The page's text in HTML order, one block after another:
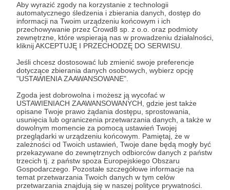
Aby wyrazić zgody na korzystanie z technologii
automatycznego śledzenia i zbierania danych, dostęp do
informacji na Twoim urządzeniu końcowym i ich
przechowywanie przez Crowd8 sp. z o.o. oraz podmioty
zewnętrzne, które wspierają nas w prowadzeniu działalności,
kliknij AKCEPTUJĘ I PRZECHODZĘ DO SERWISU.
Jeśli chcesz dostosować lub zmienić swoje preferencje
dotyczące zbierania danych osobowych, wybierz opcję
"USTAWIENIA ZAAWANSOWANE".
Zgoda jest dobrowolna i możesz ją wycofać w
USTAWIENIACH ZAAWANSOWANYCH, gdzie jest także
opisane Twoje prawo żądania dostępu, sprostowania,
usunięcia lub ograniczenia przetwarzania danych, a także w
dowolnym momencie za pomocą ustawień Twojej
przeglądarki w urządzeniu końcowym. Pamiętaj, że w
zależności od Twoich ustawień, Twoje dane będą mogły być
przekazywane do zewnętrznych odbiorców danych z państw
trzecich tj. z państw spoza Europejskiego Obszaru
Gospodarczego. Pozostałe szczegółowe informacje na
temat przetwarzania Twoich danych w tym celów
przetwarzania znajdują się w naszej polityce prywatności.
* Zapoznałem się i akceptujęRegulaminserwisu oraz
* Wyrażam zgodę na przetwarzanie moich danych
osobowych podanych w formularzu rejestracyjnym w celu
prawidłowego świadczenia usług serwisu Patronite.
Wyrażam zgodę na otrzymywanie drogą elektroniczną
informacji handlowych - newslettera. Opcja ta może zostać
zmieniona w ustawieniach konta.